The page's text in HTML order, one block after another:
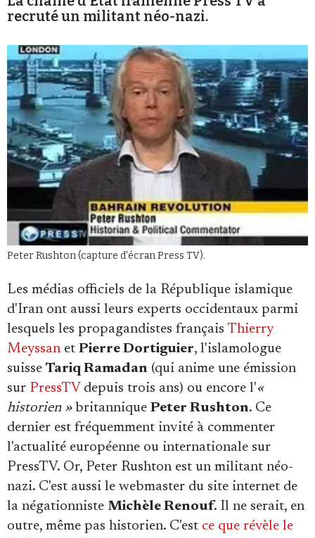
Se connecter
recruté un militant néo-nazi.
Peter Rushton (capture d'écran Press TV).
Les médias officiels de la République islamique
d'Iran ont aussi leurs experts occidentaux parmi
lesquels les propagandistes français Thierry
Meyssanet Pierre Dortiguier, l'islamologue
suisse Tariq Ramadan (qui anime une émission
sur PressTV depuis trois ans) ou encore l'«
historien »britannique Peter Rushton. Ce
dernier est fréquemment invité à commenter
l'actualité européenne ou internationale sur
PressTV. Or, Peter Rushton est un militant néo-
nazi. C'est aussi le webmaster du site internet de
la négationniste Michèle Renouf. Il ne serait, en
outre, même pas historien. C'est ce que révèle le